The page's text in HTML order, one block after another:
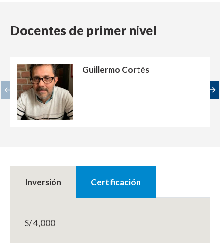
Docentes de primer nivel
Guillermo Cortés
Inversión Certificación
S/ 4,000